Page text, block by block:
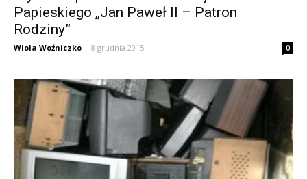
Papieskiego „Jan Paweł II – Patron
Rodziny”
Wiola Woźniczko - 8 grudnia 2015 0